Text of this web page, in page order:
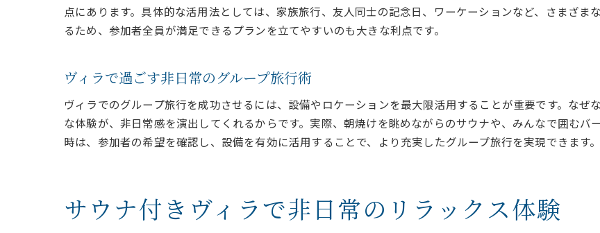
アウトドアとリラクゼーション両立の魅力
サウナとバーベキューの両立が人気の理由
グループで楽しむ非日常体験のすすめ
サウナ付きグランピングとヴィラの違い
グループ旅行に最適なサウナ付きヴィラの選び方
点にあります。具体的な活用法としては、家族旅行、友人同士の記念日、ワーケーションなど、さまざま
るため、参加者全員が満足できるプランを立てやすいのも大きな利点です。
ヴィラで過ごす非日常のグループ旅行術
ヴィラでのグループ旅行を成功させるには、設備やロケーションを最大限活用することが重要です。な
な体験が、非日常感を演出してくれるからです。実際、朝焼けを眺めながらのサウナや、みんなで囲むバ
時は、参加者の希望を確認し、設備を有効に活用することで、より充実したグループ旅行を実現できます。
サウナ付きヴィラで非日常のリラックス体験